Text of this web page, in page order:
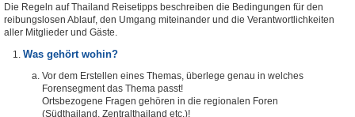
Die Regeln auf Thailand Reisetipps beschreiben die Bedingungen für den
reibungslosen Ablauf, den Umgang miteinander und die Verantwortlichkeiten
aller Mitglieder und Gäste.
Was gehört wohin?
Vor dem Erstellen eines Themas, überlege genau in welches
Forensegment das Thema passt!
Ortsbezogene Fragen gehören in die regionalen Foren
(Südthailand, Zentralthailand etc.)!